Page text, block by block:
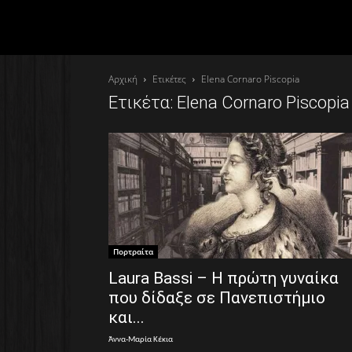
Αρχική Ετικέτες Elena Cornaro Piscopia
Ετικέτα: Elena Cornaro Piscopia
Πορτραίτα
Laura Bassi – Η πρώτη γυναίκα
που δίδαξε σε Πανεπιστήμιο
και...
Άννα-Μαρία Κέκια